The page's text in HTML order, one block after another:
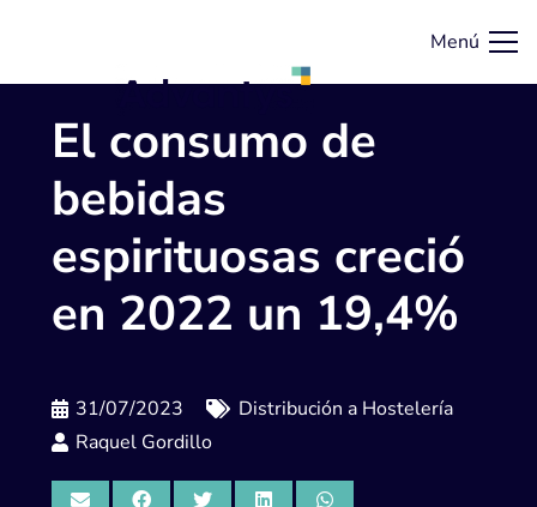
Menú
El consumo de
bebidas
espirituosas creció
en 2022 un 19,4%
31/07/2023
Distribución a Hostelería
Raquel Gordillo